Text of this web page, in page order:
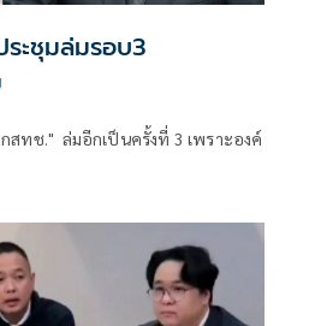
สทช." ล่มอีกเป็นครั้งที่ 3 เพราะองค์